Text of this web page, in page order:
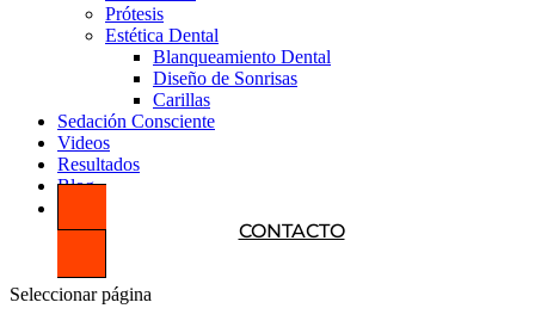
Prótesis
Estética Dental
Blanqueamiento Dental
Diseño de Sonrisas
Carillas
Sedación Consciente
Videos
Resultados
Blog
CONTACTO
Seleccionar página